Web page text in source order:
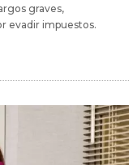
graves,
evadir impuestos.